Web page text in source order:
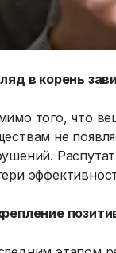
в корень
того, что
не